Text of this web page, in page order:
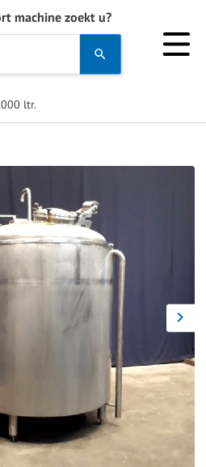
machine zoekt u?
and
select
a
result.
Press
result.
ltr.